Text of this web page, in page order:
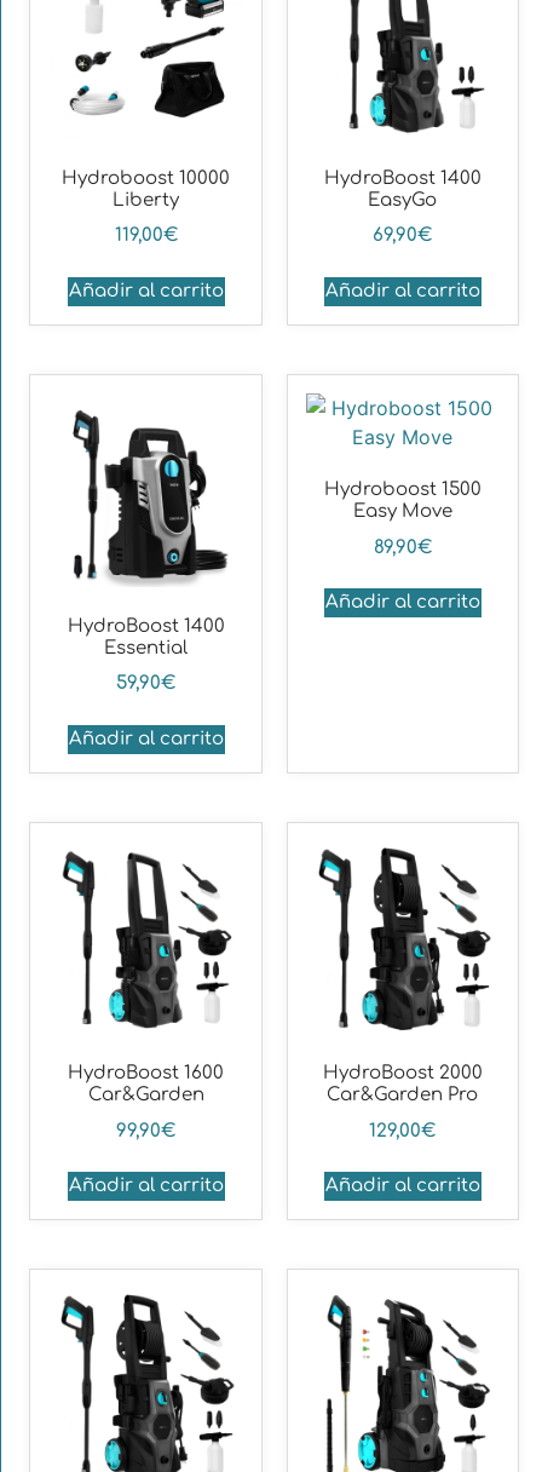
Hydroboost 10000
Liberty
119,00€
Añadir al carrito
HydroBoost 1400
EasyGo
69,90€
Añadir al carrito
HydroBoost 1400
Essential
59,90€
Añadir al carrito
Hydroboost 1500
Easy Move
89,90€
Añadir al carrito
HydroBoost 1600
Car&Garden
99,90€
Añadir al carrito
HydroBoost 2000
Car&Garden Pro
129,00€
Añadir al carrito